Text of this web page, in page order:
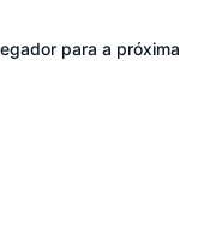
para a próxima